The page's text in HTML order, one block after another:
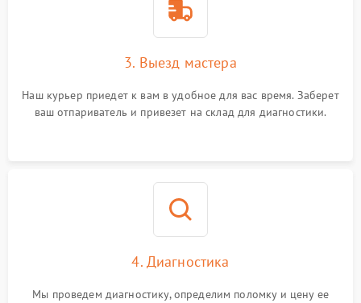
3. Выезд мастера
Наш курьер приедет к вам в удобное для вас время. Заберет
ваш отпариватель и привезет на склад для диагностики.
4. Диагностика
Мы проведем диагностику, определим поломку и цену ее